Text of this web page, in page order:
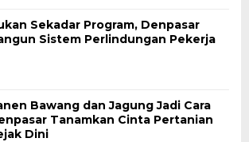
Sekadar Program, Denpasar
Sistem Perlindungan Pekerja
Bawang dan Jagung Jadi Cara
Tanamkan Cinta Pertanian
Dini